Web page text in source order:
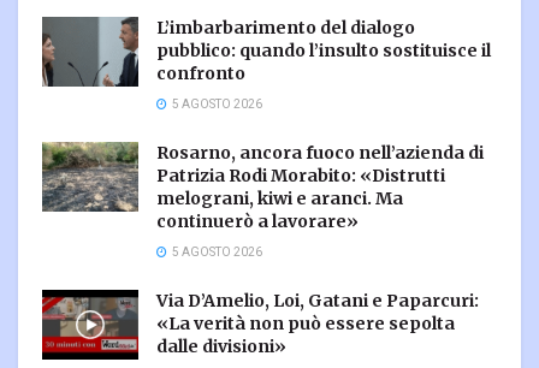
L’imbarbarimento del dialogo
pubblico: quando l’insulto sostituisce il
confronto
5 AGOSTO 2026
Rosarno, ancora fuoco nell’azienda di
Patrizia Rodi Morabito: «Distrutti
melograni, kiwi e aranci. Ma
continuerò a lavorare»
5 AGOSTO 2026
Via D’Amelio, Loi, Gatani e Paparcuri:
«La verità non può essere sepolta
dalle divisioni»